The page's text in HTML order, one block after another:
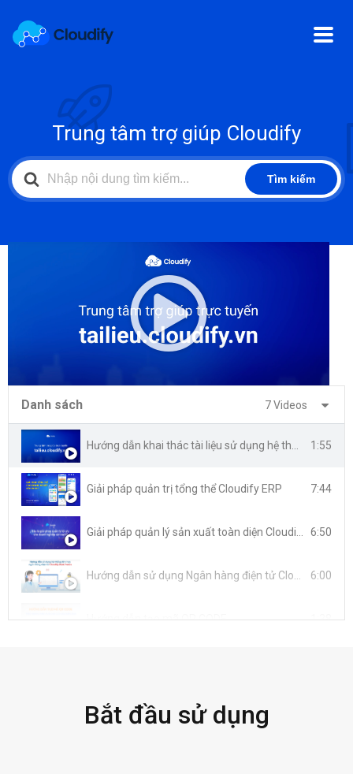
Trung tâm trợ giúp Cloudify
Search
For
Tìm kiếm
Danh sách 7 Videos
Hướng dẫn khai thác tài liệu sử dụng hệ thống Cloudify ERP 1:55
Giải pháp quản trị tổng thể Cloudify ERP 7:44
Giải pháp quản lý sản xuất toàn diện Cloudify MRP 6:50
Hướng dẫn sử dụng Ngân hàng điện tử Cloudify Bank Feeds 6:00
Hướng dẫn tạo mã QR CODE 1:38
Bắt đầu sử dụng